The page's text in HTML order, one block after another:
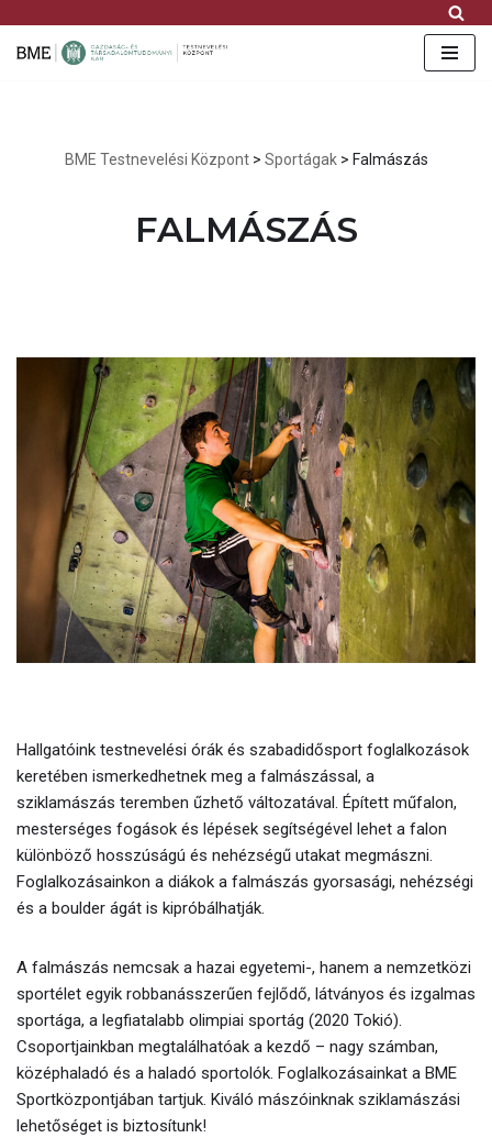
Skip
BME Testnevelési Központ> Sportágak> Falmászás
FALMÁSZÁS
Hallgatóink testnevelési órák és szabadidősport foglalkozások
keretében ismerkedhetnek meg a falmászással, a
sziklamászás teremben űzhető változatával. Épített műfalon,
mesterséges fogások és lépések segítségével lehet a falon
különböző hosszúságú és nehézségű utakat megmászni.
Foglalkozásainkon a diákok a falmászás gyorsasági, nehézségi
és a boulder ágát is kipróbálhatják.
A falmászás nemcsak a hazai egyetemi-, hanem a nemzetközi
sportélet egyik robbanásszerűen fejlődő, látványos és izgalmas
sportága, a legfiatalabb olimpiai sportág (2020 Tokió).
Csoportjainkban megtalálhatóak a kezdő – nagy számban,
középhaladó és a haladó sportolók. Foglalkozásainkat a BME
Sportközpontjában tartjuk. Kiváló mászóinknak sziklamászási
lehetőséget is biztosítunk!